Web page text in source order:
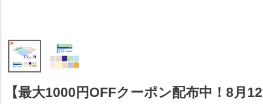
【最大1000円OFFクーポン配布中！8月